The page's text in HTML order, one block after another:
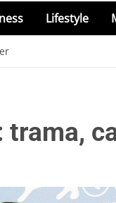
Lifestyle